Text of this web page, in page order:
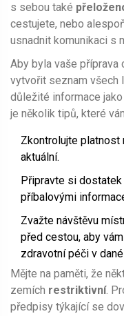
s sebou také
cestujete, nebo
usnadnit komunikaci s
Aby byla vaše příprava
vytvořit seznam všech
důležité informace
je několik tipů, které
Zkontrolujte
aktuální.
Připravte si
příbalovými
Zvažte návštěvu
před cestou, aby
zdravotní péči v
Mějte na paměti, že
zemích restriktivní.
předpisy týkající se